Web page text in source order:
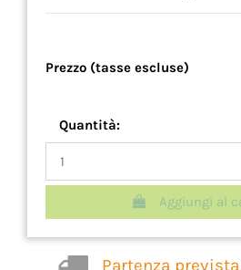
Prezzo (tasse escluse)
Quantità:
Aggiungi al
Partenza